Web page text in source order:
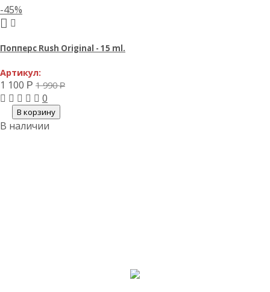
-45%
Попперс Rush Original - 15 ml.
Артикул:
1 100 Р 1 990Р
0
В корзину
В наличии